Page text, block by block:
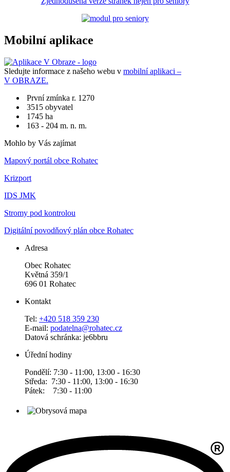
Mobilní aplikace
Sledujte informace z našeho webu v mobilní aplikaci –
V OBRAZE.
První zmínka r. 1270
3515 obyvatel
1745 ha
163 - 204 m. n. m.
Mohlo by Vás zajímat
Mapový portál obce Rohatec
Krizport
IDS JMK
Stromy pod kontrolou
Digitální povodňový plán obce Rohatec
Adresa
Obec Rohatec
Květná 359/1
696 01 Rohatec
Kontakt
Tel: +420 518 359 230
E-mail: podatelna@rohatec.cz
Datová schránka: je6bbru
Úřední hodiny
Pondělí: 7:30 - 11:00, 13:00 - 16:30
Středa: 7:30 - 11:00, 13:00 - 16:30
Pátek: 7:30 - 11:00